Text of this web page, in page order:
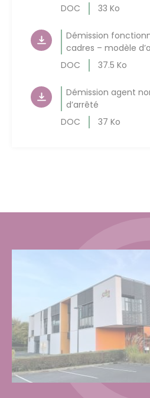
DOC
33 Ko
Démission
cadres – modèle
DOC
37.5 Ko
Démission agent
d’arrêté
DOC
37 Ko